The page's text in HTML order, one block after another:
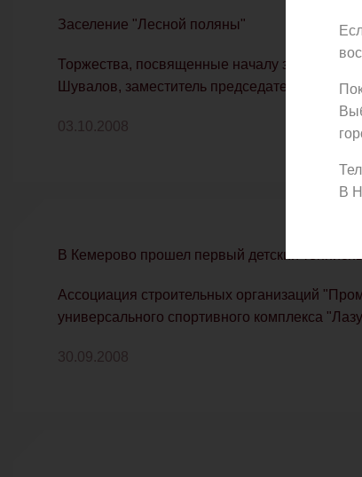
Заселение "Лесной поляны"
Торжества, посвященные началу заселения
Шувалов, заместитель председателя
03.10.2008
В Кемерово прошел первый детский
Ассоциация строительных организаций
универсального спортивного комплекса
30.09.2008
В